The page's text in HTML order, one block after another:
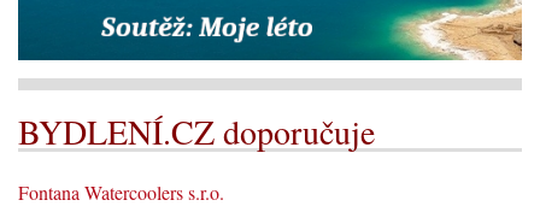
BYDLENÍ.CZ doporučuje
Fontana Watercoolers s.r.o.